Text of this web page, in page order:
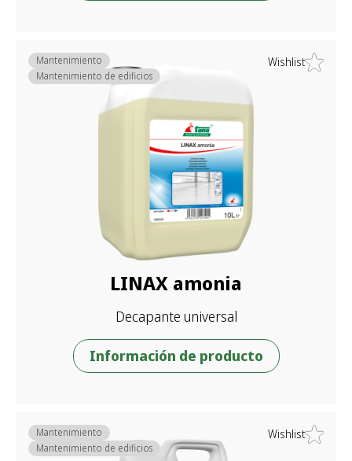
Wishlist
LINAX amonia
Decapante universal
Mantenimiento
Mantenimiento de edificios
Información de producto
Wishlist
Mantenimiento
Mantenimiento de edificios